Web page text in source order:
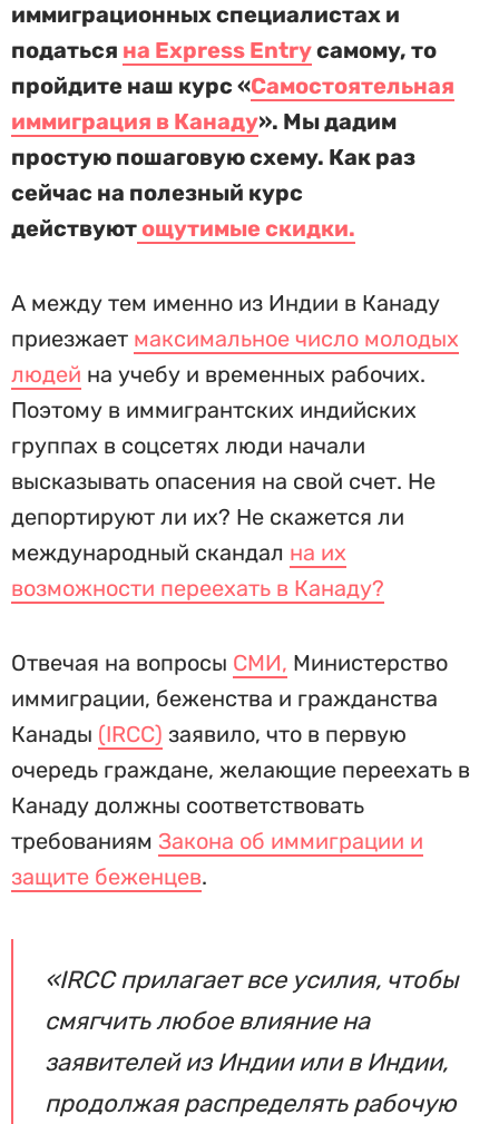
иммиграционных специалистах и
податься на Express Entryсамому, то
пройдите наш курс «Самостоятельная
иммиграция в Канаду». Мы дадим
простую пошаговую схему. Как раз
сейчас на полезный курс
действуютощутимые скидки.
А между тем именно из Индии в Канаду
приезжает максимальное число молодых
людей на учебу и временных рабочих.
Поэтому в иммигрантских индийских
группах в соцсетях люди начали
высказывать опасения на свой счет. Не
депортируют ли их? Не скажется ли
международный скандал на их
возможности переехать в Канаду?
Отвечая на вопросы СМИ, Министерство
иммиграции, беженства и гражданства
Канады (IRCC) заявило, что в первую
очередь граждане, желающие переехать в
Канаду должны соответствовать
требованиям Закона об иммиграции и
защите беженцев.
«IRCC прилагает все усилия, чтобы
смягчить любое влияние на
заявителей из Индии или в Индии,
продолжая распределять рабочую